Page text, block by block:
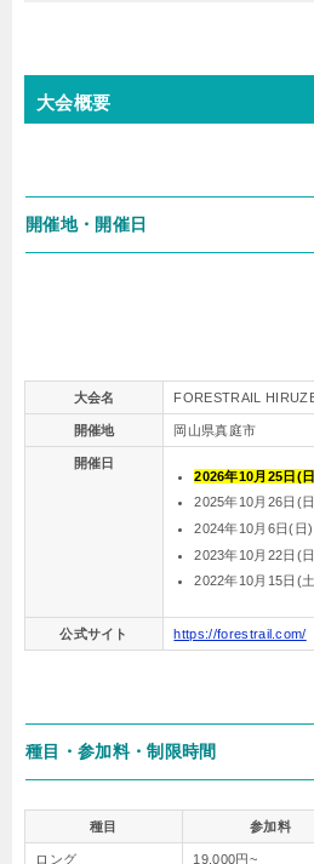
大会概要
開催地・開催日
大会名 FORESTRAIL
開催地 岡山県真庭市
開催日
2026年10月25日(
2025年10月26日(
2024年10月6日(日)
2023年10月22日(
2022年10月15日(
公式サイト https://forestrail.com/
種目・参加料・制限時間
種目 参加料
ロング 19,000円~